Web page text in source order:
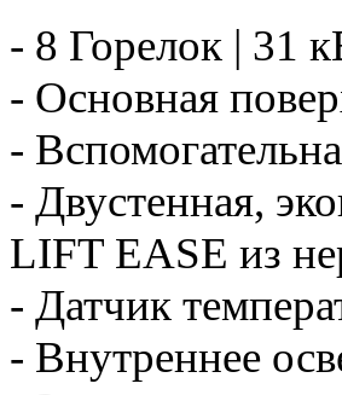
- 8 Горелок | 31
- Основная
-
- Двустенная,
LIFT EASE из
- Датчик
- Внутреннее